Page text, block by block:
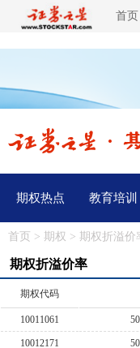
首页
期权热点 教育培训
首页 > 期权 > 期权折溢价
期权折溢价率
期权代码
10011061
10012171